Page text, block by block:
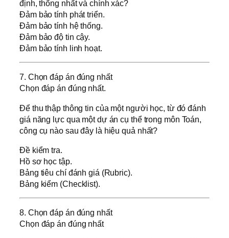
định, thống nhất và chính xác?
Đảm bảo tính phát triển.
Đảm bảo tính hệ thống.
Đảm bảo độ tin cậy.
Đảm bảo tính linh hoạt.
7. Chọn đáp án đúng nhất
Chọn đáp án đúng nhất.
Để thu thập thông tin của một người học, từ đó đánh
giá năng lực qua một dự án cụ thể trong môn Toán,
công cụ nào sau đây là hiệu quả nhất?
Đề kiểm tra.
Hồ sơ học tập.
Bảng tiêu chí đánh giá (Rubric).
Bảng kiểm (Checklist).
8. Chọn đáp án đúng nhất
Chọn đáp án đúng nhất